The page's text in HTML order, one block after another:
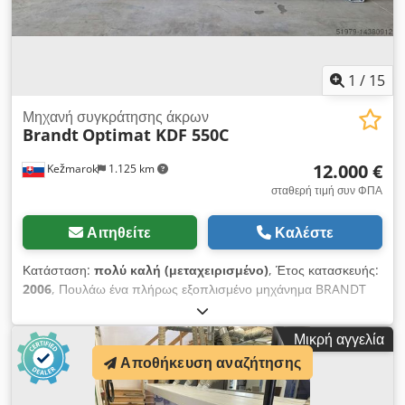
1 / 15
Kežmarok 1.125 km
Μηχανή συγκράτησης άκρων
Brandt Optimat KDF 550C
12.000 €
σταθερή τιμή συν ΦΠΑ
Αιτηθείτε Καλέστε
Κατάσταση: πολύ καλή (μεταχειρισμένο), Έτος κατασκευής:
2006, Πουλάω ένα πλήρως εξοπλισμένο μηχάνημα BRANDT
Optimat KDF 550 C, έτος κατασκευής 2006: Διαμόρφωση:
ρυθμιζόμενο χειροκίνητα Χειροκίνητα ρυθμιζόμενος σύνδεσμος
διαμόρφωσης Ραβδώσεις άκρων EVA Ζώνη πίεσης καλουπιού
σερβοκινητικά ρυθμιζόμενη Πριόνια εγκάρσιας κοπής
πνευματικά ρυθμιζόμενα Δρομολόγηση ακτίνας πάνω + κάτω
Μικρή αγγελία
Αποθήκευση αναζήτησης